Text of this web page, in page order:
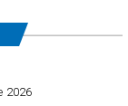
2026